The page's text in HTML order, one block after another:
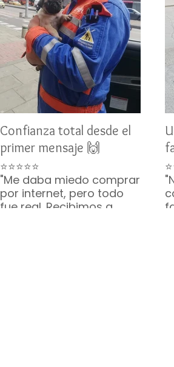
Confianza total desde el
primer mensaje 🙌
⭐⭐⭐⭐⭐
"Me daba miedo comprar
por internet, pero todo
fue real. Recibimos a